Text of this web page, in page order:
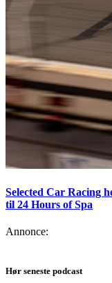
Selected Car Racing
til 24 Hours of Spa
Annonce:
Hør seneste podcast